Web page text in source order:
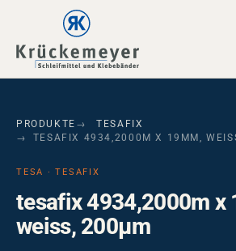
Skip to main navigation
Skip to main content
Skip to page footer
PRODUKTE
TESAFIX
TESAFIX 4934,2000M X 19MM,
TESA · TESAFIX
tesafix 4934,2000m x
weiss, 200µm